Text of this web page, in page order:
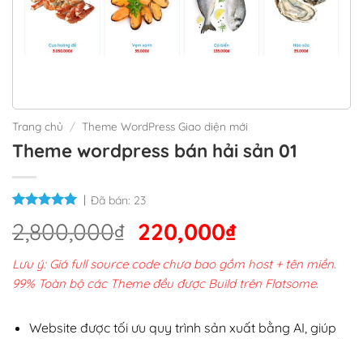
Trang chủ / Theme WordPress Giao diện mới
Theme wordpress bán hải sản 01
Đã bán: 23
2,800,000₫ Giá
gốc
là:
2,800,000₫.
220,000₫Giá
hiện
tại
220,000₫.
Lưu ý: Giá full source code chưa bao gồm host + tên miền.
99% Toàn bộ các Theme đều được Build trên Flatsome.
Website được tối ưu quy trình sản xuất bằng AI, giúp